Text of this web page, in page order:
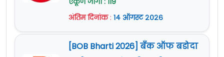
एकूण जागा : 119
अंतिम दिनांक : १४ ऑगस्ट २०२६
[BOB Bharti 2026] बँक ऑफ बडोदा